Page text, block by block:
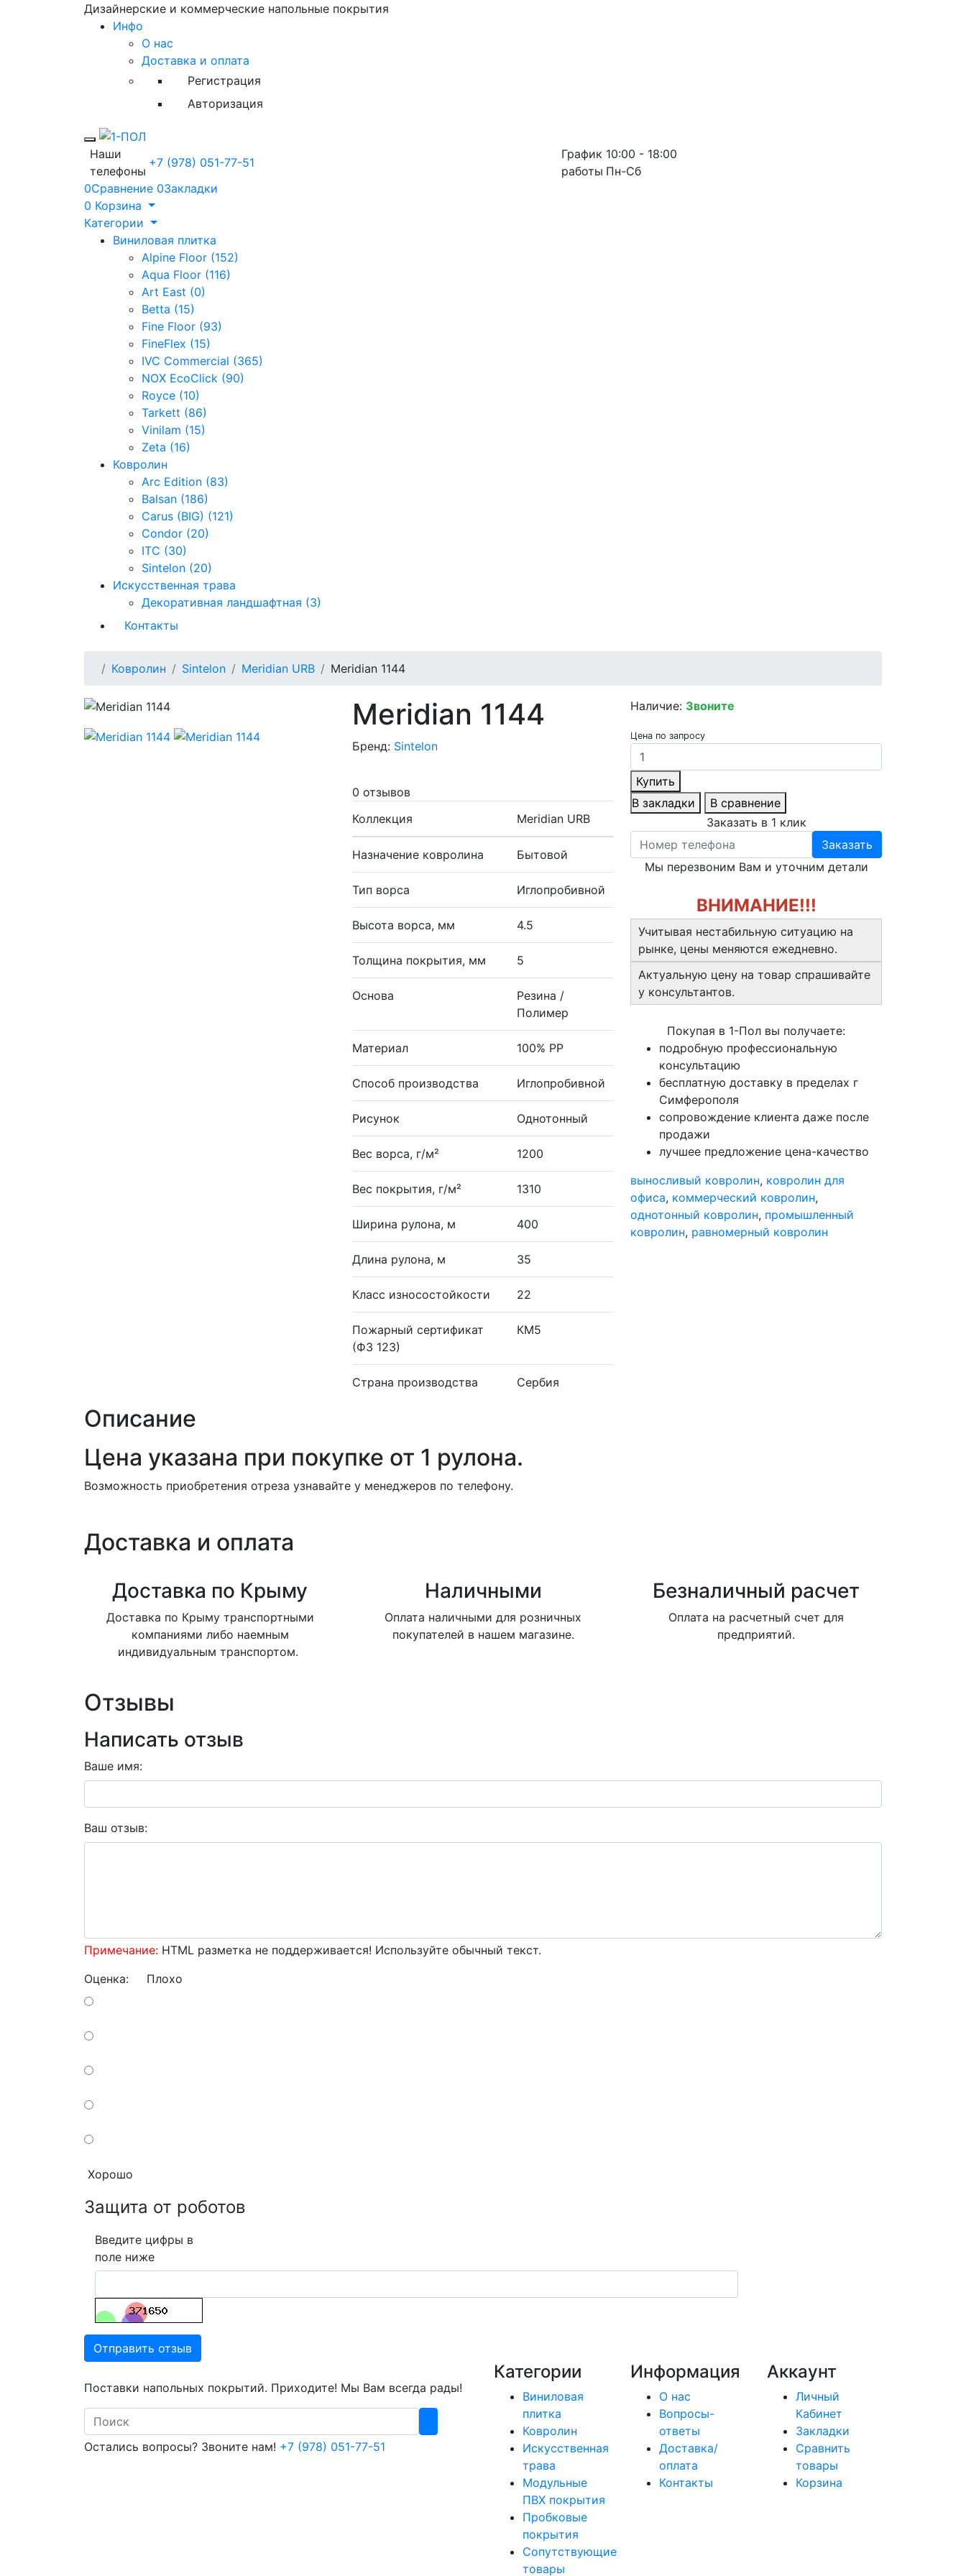
Дизайнерские и коммерческие напольные покрытия
Инфо
О нас
Доставка и оплата
Регистрация
Авторизация
Toggle mobile menu
Наши
телефоны
+7 (978) 051-77-51
График
работы
10:00 - 18:00
Пн-Сб
0Сравнение 0Закладки
0 Корзина
Категории
Виниловая плитка
Alpine Floor (152)
Aqua Floor (116)
Art East (0)
Betta (15)
Fine Floor (93)
FineFlex (15)
IVC Commercial (365)
NOX EcoClick (90)
Royce (10)
Tarkett (86)
Vinilam (15)
Zeta (16)
Ковролин
Arc Edition (83)
Balsan (186)
Carus (BIG) (121)
Condor (20)
ITC (30)
Sintelon (20)
Искусственная трава
Декоративная ландшафтная (3)
Контакты
Ковролин Sintelon Meridian URB Meridian 1144
Meridian 1144
Бренд: Sintelon
0 отзывов
Коллекция
Meridian URB
Назначение ковролина Бытовой
Тип ворса Иглопробивной
Высота ворса, мм 4.5
Толщина покрытия, мм 5
Основа
Резина /
Полимер
Материал 100% PP
Способ производства Иглопробивной
Рисунок Однотонный
Вес ворса, г/м² 1200
Вес покрытия, г/м² 1310
Ширина рулона, м 400
Длина рулона, м 35
Класс износостойкости 22
Пожарный сертификат
(ФЗ 123)
КМ5
Страна производства Сербия
Наличие: Звоните
Цена по запросу
Купить
В закладки
В сравнение
Заказать в 1 клик
Заказать
Мы перезвоним Вам и уточним детали
ВНИМАНИЕ!!!
Учитывая нестабильную ситуацию на
рынке, цены меняются ежедневно.
Актуальную цену на товар спрашивайте
у консультантов.
Покупая в 1-Пол вы получаете:
подробную профессиональную
консультацию
бесплатную доставку в пределах г
Симферополя
сопровождение клиента даже после
продажи
лучшее предложение цена-качество
выносливый ковролин, ковролин для
офиса, коммерческий ковролин,
однотонный ковролин, промышленный
ковролин, равномерный ковролин
Описание
Цена указана при покупке от 1 рулона.
Возможность приобретения отреза узнавайте у менеджеров по телефону.
Доставка и оплата
Доставка по Крыму
Доставка по Крыму транспортными
компаниями либо наемным
индивидуальным транспортом.
Наличными
Оплата наличными для розничных
покупателей в нашем магазине.
Безналичный расчет
Оплата на расчетный счет для
предприятий.
Отзывы
Написать отзыв
Ваше имя:
Ваш отзыв:
Примечание: HTML разметка не поддерживается! Используйте обычный текст.
Оценка: Плохо
Хорошо
Защита от роботов
Введите цифры в
поле ниже
Отправить отзыв
Поставки напольных покрытий. Приходите! Мы Вам всегда рады!
Search
Остались вопросы? Звоните нам! +7 (978) 051-77-51
Категории
Виниловая
плитка
Ковролин
Искусственная
трава
Модульные
ПВХ покрытия
Пробковые
покрытия
Сопутствующие
товары
Информация
О нас
Вопросы-
ответы
Доставка/
оплата
Контакты
Аккаунт
Личный
Кабинет
Закладки
Сравнить
товары
Корзина